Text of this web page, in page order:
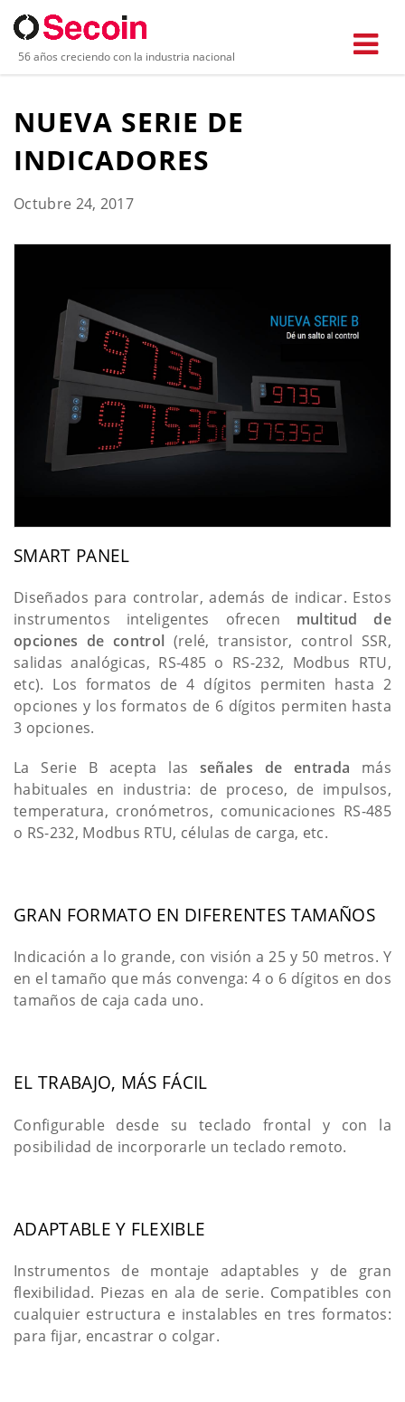
56 años creciendo con la industria nacional
NUEVA SERIE DE
INDICADORES
Octubre 24, 2017
SMART PANEL
Diseñados para controlar, además de indicar. Estos
instrumentos inteligentes ofrecen multitud de
opciones de control (relé, transistor, control SSR,
salidas analógicas, RS-485 o RS-232, Modbus RTU,
etc). Los formatos de 4 dígitos permiten hasta 2
opciones y los formatos de 6 dígitos permiten hasta
3 opciones.
La Serie B acepta las señales de entrada más
habituales en industria: de proceso, de impulsos,
temperatura, cronómetros, comunicaciones RS-485
o RS-232, Modbus RTU, células de carga, etc.
GRAN FORMATO EN DIFERENTES TAMAÑOS
Indicación a lo grande, con visión a 25 y 50 metros. Y
en el tamaño que más convenga: 4 o 6 dígitos en dos
tamaños de caja cada uno.
EL TRABAJO, MÁS FÁCIL
Configurable desde su teclado frontal y con la
posibilidad de incorporarle un teclado remoto.
ADAPTABLE Y FLEXIBLE
Instrumentos de montaje adaptables y de gran
flexibilidad. Piezas en ala de serie. Compatibles con
cualquier estructura e instalables en tres formatos:
para fijar, encastrar o colgar.